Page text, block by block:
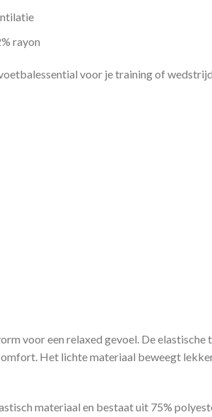
rayon
voor je training of
voor een relaxed gevoel. De
Het lichte materiaal beweegt
materiaal en bestaat uit 75%